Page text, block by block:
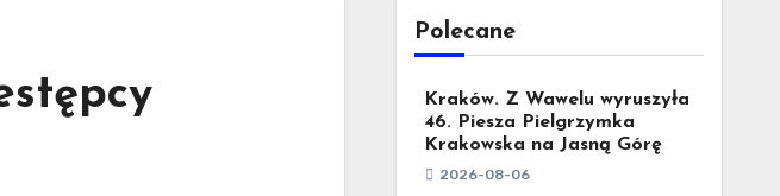
Polecane
Kraków. Z Wawelu wyruszyła
46. Piesza Pielgrzymka
Krakowska na Jasną Górę
2026-08-06